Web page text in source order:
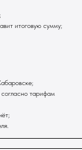
итоговую сумму;
тарифам